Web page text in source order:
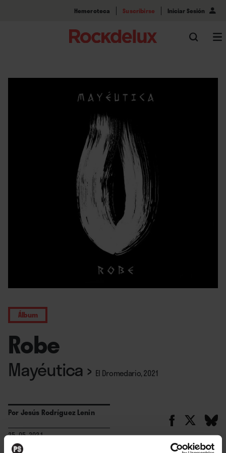
Hemeroteca Suscribirse Iniciar Sesión
Álbum
Robe
Mayéutica› El Dromedario, 2021
Por Jesús Rodríguez Lenin
25. 05. 2021